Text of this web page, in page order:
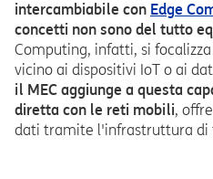
intercambiabile con Edge
concetti non sono del tutto
Computing, infatti, si
vicino ai dispositivi IoT o ai
il MEC aggiunge a questa
diretta con le reti mobili,
dati tramite l'infrastruttura di